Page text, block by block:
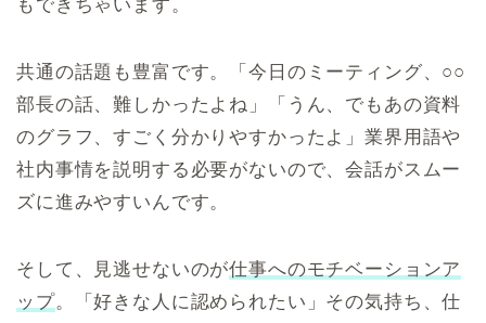
もできちゃいます。
共通の話題も豊富です。「今日のミーティング、○○
部長の話、難しかったよね」「うん、でもあの資料
のグラフ、すごく分かりやすかったよ」業界用語や
社内事情を説明する必要がないので、会話がスムー
ズに進みやすいんです。
そして、見逃せないのが仕事へのモチベーションア
ップ。「好きな人に認められたい」その気持ち、仕